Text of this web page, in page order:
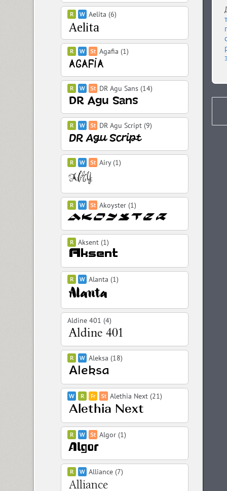
Aelita (6)
Agafia (1)
DR Agu Sans (14)
DR Agu Script (9)
Airy (1)
Akoyster (1)
Aksent (1)
Alanta (1)
Aldine 401 (4)
Aleksa (18)
Alethia Next (21)
Algor (1)
Alliance (7)